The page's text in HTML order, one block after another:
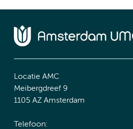
Locatie AMC
Meibergdreef 9
1105 AZ Amsterdam
Telefoon: